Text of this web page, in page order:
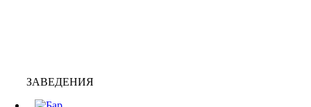
ЗАВЕДЕНИЯ